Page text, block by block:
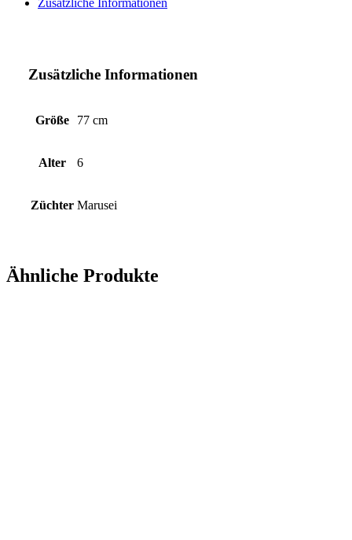
Zusätzliche Informationen
Größe 77 cm
Alter 6
Züchter Marusei
Ähnliche Produkte